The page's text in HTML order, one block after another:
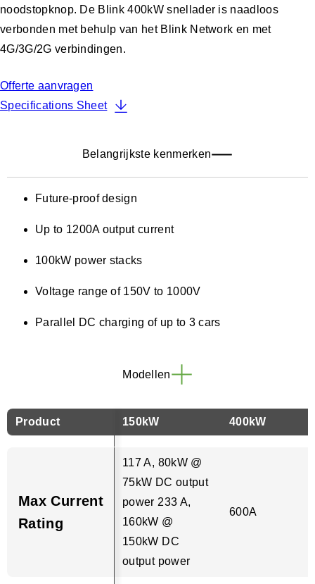
noodstopknop. De Blink 400kW snellader is naadloos
verbonden met behulp van het Blink Network en met
4G/3G/2G verbindingen.
Offerte aanvragen
Specifications Sheet
Belangrijkste kenmerken
Future-proof design
Up to 1200A output current
100kW power stacks
Voltage range of 150V to 1000V
Parallel DC charging of up to 3 cars
Modellen
Product 150kW 400kW
Max Current
Rating
117 A, 80kW @
75kW DC output
power 233 A,
160kW @
150kW DC
output power
600A